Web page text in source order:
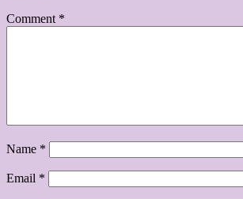
Comment *
Name *
Email *